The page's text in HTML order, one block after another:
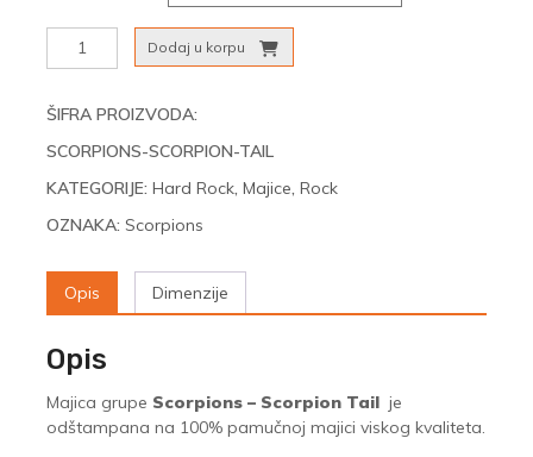
Scorpions
Tail
Dodaj u korpu
ŠIFRA PROIZVODA:
SCORPIONS-SCORPION-TAIL
KATEGORIJE: Hard Rock, Majice Rock
OZNAKA: Scorpions
Opis Dimenzije
Opis
Majica grupe Scorpions – Scorpion Tail je
odštampana na 100% pamučnoj majici viskog kvaliteta.